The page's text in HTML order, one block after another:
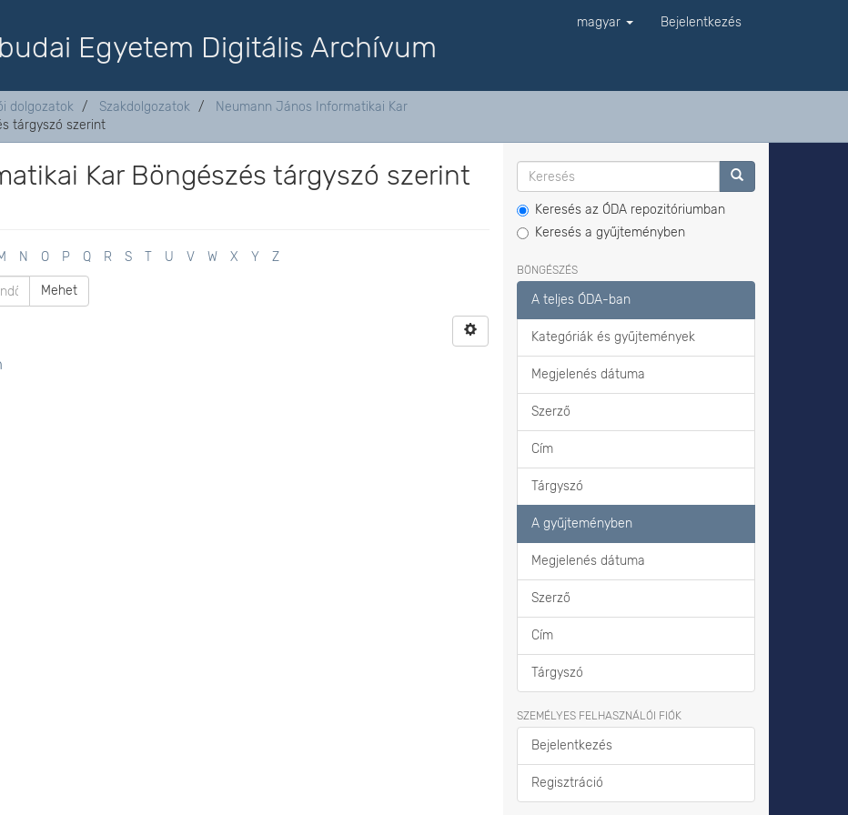
Egyetem Digitális Archívum
magyar Bejelentkezés
dolgozatok Szakdolgozatok
Neumann János Informatikai Kar
tárgyszó szerint
Kar Böngészés tárgyszó szerint
N O P Q R S T U V W X Y Z
Mehet
Keresés az ÓDA repozitóriumban
Keresés a gyűjteményben
BÖNGÉSZÉS
A teljes ÓDA-ban
Kategóriák és gyűjtemények
Megjelenés dátuma
Szerző
Cím
Tárgyszó
A gyűjteményben
Megjelenés dátuma
Szerző
Cím
Tárgyszó
SZEMÉLYES FELHASZNÁLÓI FIÓK
Bejelentkezés
Regisztráció